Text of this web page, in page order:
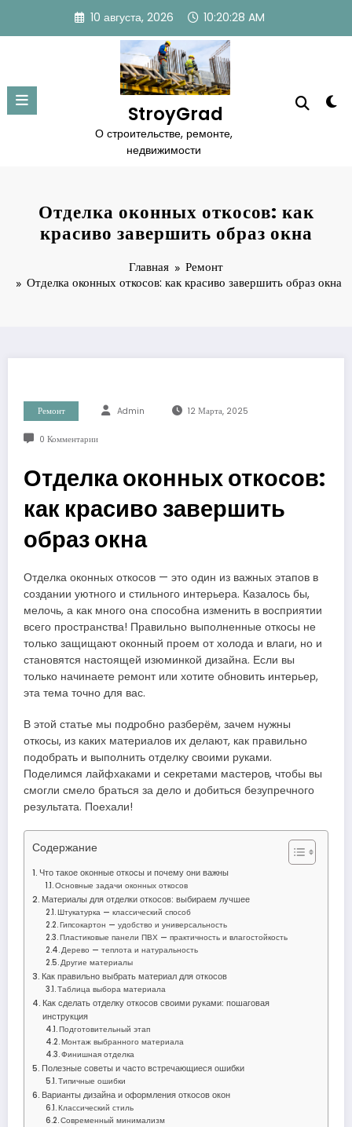
содержимому
10 августа, 2026 10:20:29 AM
StroyGrad
О строительстве, ремонте,
недвижимости
Отделка оконных откосов: как
красиво завершить образ окна
Главная
Ремонт
Отделка оконных откосов: как красиво завершить образ окна
Ремонт Admin 12 Марта, 2025
0 Комментарии
Отделка оконных откосов:
как красиво завершить
образ окна
Отделка оконных откосов — это один из важных этапов в
создании уютного и стильного интерьера. Казалось бы,
мелочь, а как много она способна изменить в восприятии
всего пространства! Правильно выполненные откосы не
только защищают оконный проем от холода и влаги, но и
становятся настоящей изюминкой дизайна. Если вы
только начинаете ремонт или хотите обновить интерьер,
эта тема точно для вас.
В этой статье мы подробно разберём, зачем нужны
откосы, из каких материалов их делают, как правильно
подобрать и выполнить отделку своими руками.
Поделимся лайфхаками и секретами мастеров, чтобы вы
смогли смело браться за дело и добиться безупречного
результата. Поехали!
Содержание
Что такое оконные откосы и почему они важны
Основные задачи оконных откосов
Материалы для отделки откосов: выбираем лучшее
Штукатурка — классический способ
Гипсокартон — удобство и универсальность
Пластиковые панели ПВХ — практичность и влагостойкость
Дерево — теплота и натуральность
Другие материалы
Как правильно выбрать материал для откосов
Таблица выбора материала
Как сделать отделку откосов своими руками: пошаговая
инструкция
Подготовительный этап
Монтаж выбранного материала
Финишная отделка
Полезные советы и часто встречающиеся ошибки
Типичные ошибки
Варианты дизайна и оформления откосов окон
Классический стиль
Современный минимализм